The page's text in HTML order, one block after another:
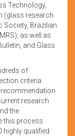
Technology,
(glass research
Society, Brazilian
as well as
and Glass
of
criteria
research
the
this process
highly qualified